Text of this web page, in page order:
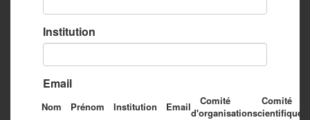
Institution
Email
Nom Prénom Institution Email
Comité
d'organisation
Comité
scientifique